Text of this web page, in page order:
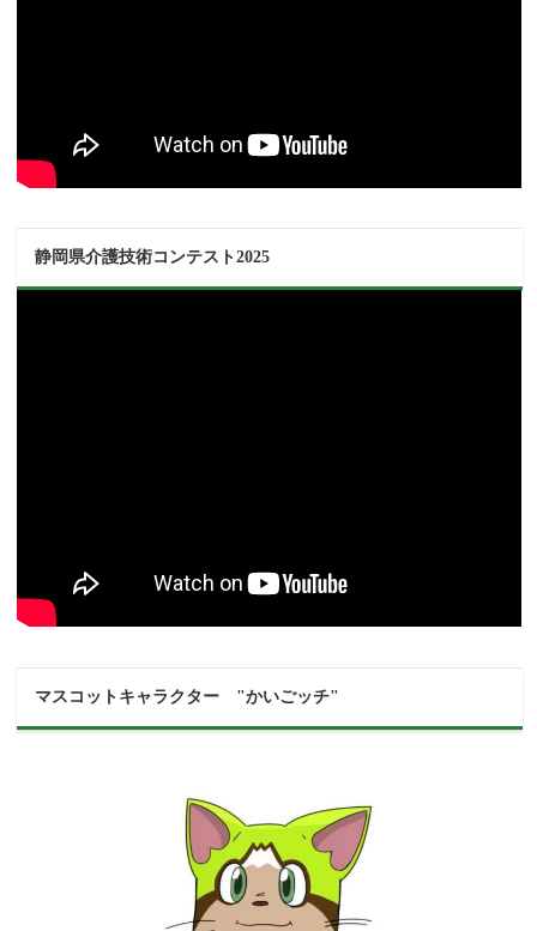
静岡県介護技術コンテスト2025
マスコットキャラクター "かいごッチ"